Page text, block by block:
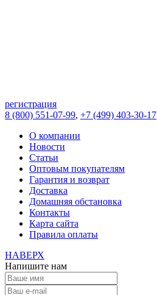
регистрация
8 (800) 551-07-99, +7 (499) 403-30-17
О компании
Новости
Статьи
Оптовым покупателям
Гарантия и возврат
Доставка
Домашняя обстановка
Контакты
Карта сайта
Правила оплаты
НАВЕРХ
Напишите нам